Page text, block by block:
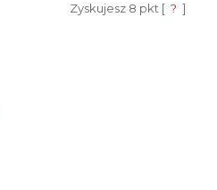
Zyskujesz 8 pkt [ ? ]